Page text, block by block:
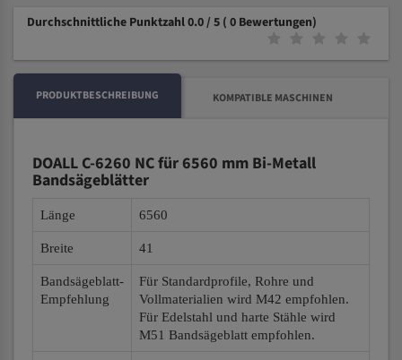
Durchschnittliche Punktzahl 0.0 / 5 ( 0 Bewertungen)
PRODUKTBESCHREIBUNG KOMPATIBLE MASCHINEN
DOALL C-6260 NC für 6560 mm Bi-Metall
Bandsägeblätter
Länge 6560
Breite 41
Bandsägeblatt-
Empfehlung
Für Standardprofile, Rohre und
Vollmaterialien wird M42 empfohlen.
Für Edelstahl und harte Stähle wird
M51 Bandsägeblatt empfohlen.